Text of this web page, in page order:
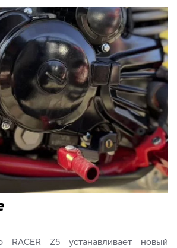
RACER Z5 устанавливает новый